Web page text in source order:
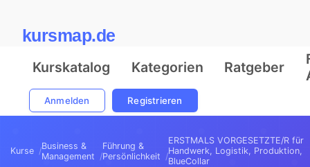
kursmap.de
Kurskatalog Kategorien Ratgeber
Anmelden Registrieren
Kurse
Business &
Management
Führung &
Persönlichkeit
ERSTMALS VORGESETZTE/R für
Handwerk, Logistik, Produktion,
BlueCollar